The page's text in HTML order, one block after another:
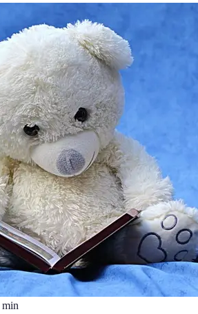
min